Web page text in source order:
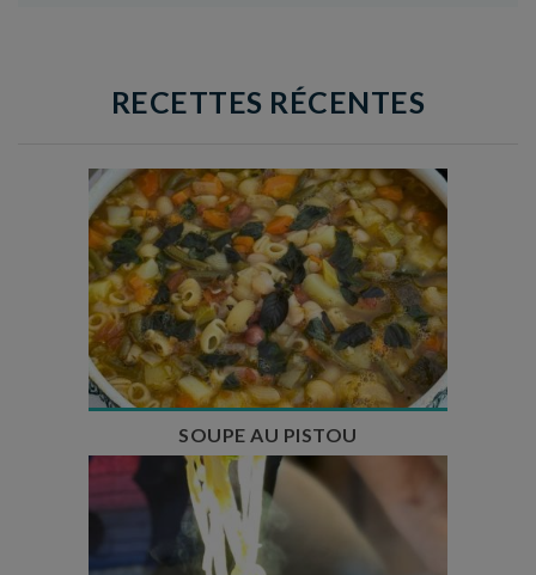
RECETTES RÉCENTES
Temps de préparation : 35 min
Temps de cuisson : 1h15
Nombre de couverts : 8
SOUPE AU PISTOU